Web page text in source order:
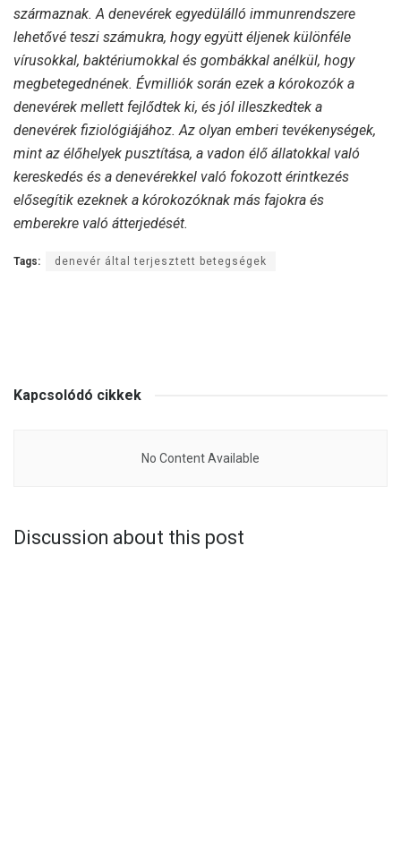
származnak. A denevérek egyedülálló immunrendszere
lehetővé teszi számukra, hogy együtt éljenek különféle
vírusokkal, baktériumokkal és gombákkal anélkül, hogy
megbetegednének. Évmilliók során ezek a kórokozók a
denevérek mellett fejlődtek ki, és jól illeszkedtek a
denevérek fiziológiájához. Az olyan emberi tevékenységek,
mint az élőhelyek pusztítása, a vadon élő állatokkal való
kereskedés és a denevérekkel való fokozott érintkezés
elősegítik ezeknek a kórokozóknak más fajokra és
emberekre való átterjedését.
Tags: denevér által terjesztett betegségek
Kapcsolódó cikkek
No Content Available
Discussion about this post